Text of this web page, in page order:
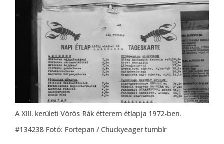
A XIII. kerületi Vörös Rák étterem étlapja 1972-ben.
#134238 Fotó: Fortepan / Chuckyeager tumblr